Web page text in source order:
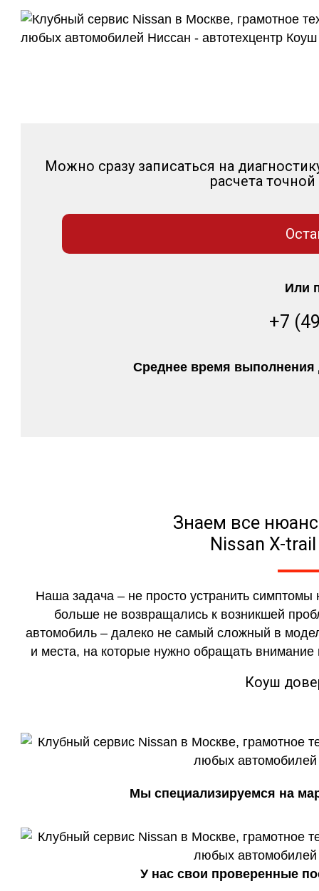
Можно сразу записаться на
расчета
Или
+7
Среднее время выполнения
Знаем все
Nissan X-
Наша задача – не просто устранить
больше не возвращались к возникшей
автомобиль – далеко не самый сложный в
и места, на которые нужно обращать
Коуш
Мы специализируемся на
У нас свои проверенные